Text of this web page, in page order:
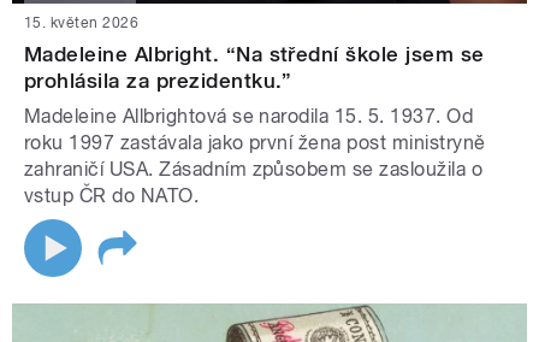
15. květen 2026
Madeleine Albright. “Na střední škole jsem se
prohlásila za prezidentku.”
Madeleine Allbrightová se narodila 15. 5. 1937. Od
roku 1997 zastávala jako první žena post ministryně
zahraničí USA. Zásadním způsobem se zasloužila o
vstup ČR do NATO.